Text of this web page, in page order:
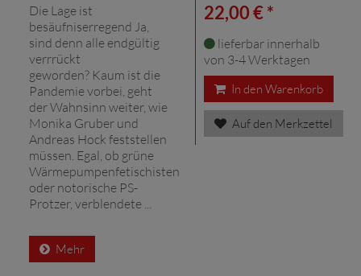
Die Lage ist
besäufniserregend Ja,
sind denn alle endgültig
verrrückt
geworden? Kaum ist die
Pandemie vorbei, geht
der Wahnsinn weiter, wie
Monika Gruber und
Andreas Hock feststellen
müssen. Egal, ob grüne
Wärmepumpenfetischisten
oder notorische PS-
Protzer, verblendete ...
Mehr
22,00 € *
lieferbar innerhalb
von 3-4 Werktagen
In den Warenkorb
Auf den Merkzettel